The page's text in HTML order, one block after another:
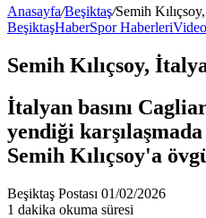
Anasayfa/Beşiktaş/Semih
BeşiktaşHaberSpor HaberleriVideo
Semih Kılıçsoy,
İtalyan basını
yendiği
Semih Kılıçsoy'a
Beşiktaş Postası Bir
e-
01/02/2026
1 dakika okuma süresi